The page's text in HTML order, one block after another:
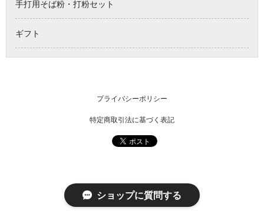
手打用そば粉・打粉セット
ギフト
プライバシーポリシー
特定商取引法に基づく表記
ショップに質問する